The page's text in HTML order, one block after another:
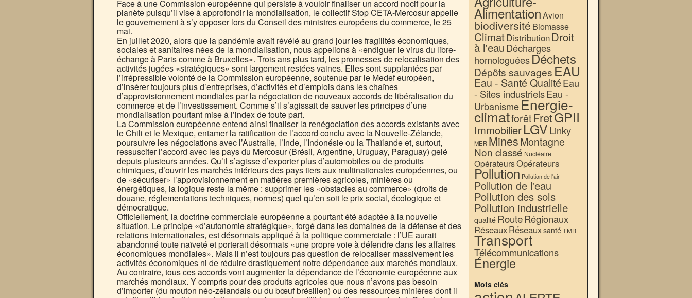
Face à une Commission européenne qui persiste à vouloir finaliser un accord nocif pour la
planète puisqu’il vise à approfondir la mondialisation, le collectif Stop CETA-Mercosur appelle
le gouvernement à s’y opposer lors du Conseil des ministres européens du commerce, le 25
mai.
En juillet 2020, alors que la pandémie avait révélé au grand jour les fragilités économiques,
sociales et sanitaires nées de la mondialisation, nous appelions à «endiguer le virus du libre-
échange à Paris comme à Bruxelles». Trois ans plus tard, les promesses de relocalisation des
activités jugées «stratégiques» sont largement restées vaines. Elles sont supplantées par
l’irrépressible volonté de la Commission européenne, soutenue par le Medef européen,
d’insérer toujours plus d’entreprises, d’activités et d’emplois dans les chaînes
d’approvisionnement mondiales par la négociation de nouveaux accords de libéralisation du
commerce et de l’investissement. Comme s’il s’agissait de sauver les principes d’une
mondialisation pourtant mise à l’index de toute part.
La Commission européenne entend ainsi finaliser la renégociation des accords existants avec
le Chili et le Mexique, entamer la ratification de l’accord conclu avec la Nouvelle-Zélande,
poursuivre les négociations avec l’Australie, l’Inde, l’Indonésie ou la Thaïlande et, surtout,
ressusciter l’accord avec les pays du Mercosur (Brésil, Argentine, Uruguay, Paraguay) gelé
depuis plusieurs années. Qu’il s’agisse d’exporter plus d’automobiles ou de produits
chimiques, d’ouvrir les marchés intérieurs des pays tiers aux multinationales européennes, ou
de «sécuriser» l’approvisionnement en matières premières agricoles, minières ou
énergétiques, la logique reste la même : supprimer les «obstacles au commerce» (droits de
douane, réglementations techniques, normes) quel qu’en soit le prix social, écologique et
démocratique.
Officiellement, la doctrine commerciale européenne a pourtant été adaptée à la nouvelle
situation. Le principe «d’autonomie stratégique», forgé dans les domaines de la défense et des
relations internationales, est désormais appliqué à la politique commerciale : l’UE aurait
abandonné toute naïveté et porterait désormais «une propre voie à défendre dans les affaires
économiques mondiales». Mais il n’est toujours pas question de relocaliser massivement les
activités économiques ni de réduire drastiquement notre dépendance aux marchés mondiaux.
Au contraire, tous ces accords vont augmenter la dépendance de l’économie européenne aux
marchés mondiaux. Y compris pour des produits agricoles que nous n’avons pas besoin
d’importer (du mouton néo-zélandais ou du bœuf brésilien) ou des ressources minières dont il
AlimentationAvion
biodiversité Biomasse
ClimatDistributionDroit
à l'eauDécharges
homologuéesDéchets
Dépôts sauvages EAU
Eau - Santé QualitéEau
- Sites industrielsEau -
UrbanismeEnergie-
climatforêtFretGPII
ImmobilierLGVLinky
MER MinesMontagne
Non classé Nucléaire
OpérateursOpérateurs
Pollution Pollution de l'air
Pollution de l'eau
Pollution des sols
Pollution industrielle
qualité RouteRégionaux
RéseauxRéseauxsantéTMB
Transport
Télécommunications
Énergie
Mots clés